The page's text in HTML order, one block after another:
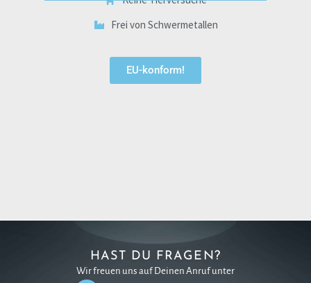
Frei von Schwermetallen
EU-konform!
HAST DU FRAGEN?
Wir freuen uns auf Deinen Anruf unter